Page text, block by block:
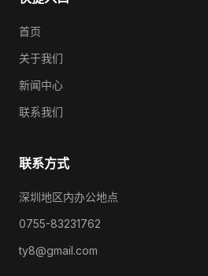
首页
关于我们
新闻中心
联系我们
联系方式
深圳地区内办公地点
0755-83231762
ty8@gmail.com